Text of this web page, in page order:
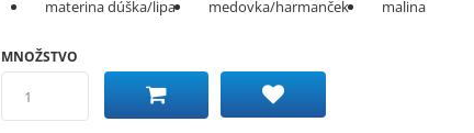
materina dúška/lipa
medovka/harmanček malina
MNOŽSTVO